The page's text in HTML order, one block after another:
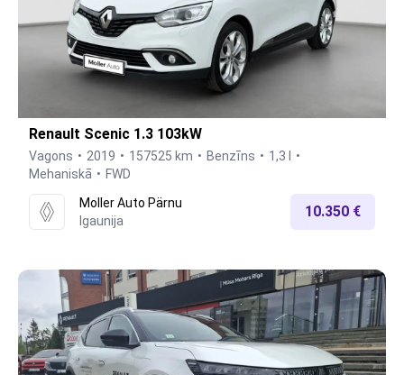
Renault Scenic 1.3 103kW
Vagons 2019 157525 km Benzīns
1,3 l
Mehaniskā
FWD
Moller Auto Pärnu
Igaunija
10.350 €